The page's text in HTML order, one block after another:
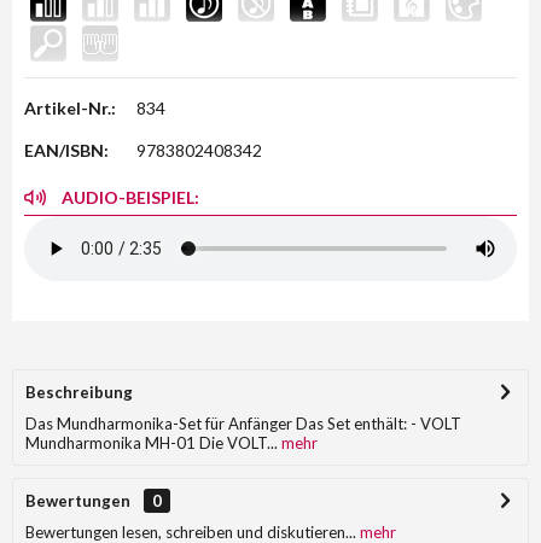
Artikel-Nr.: 834
EAN/ISBN: 9783802408342
AUDIO-BEISPIEL:
Beschreibung
Das Mundharmonika-Set für Anfänger Das Set enthält: - VOLT
Mundharmonika MH-01 Die VOLT... mehr
Bewertungen
0
Bewertungen lesen, schreiben und diskutieren... mehr